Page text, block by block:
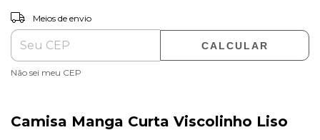
Entregas para o CEP:
Meios de envio
CALCULAR
Não sei meu CEP
Camisa Manga Curta Viscolinho Liso